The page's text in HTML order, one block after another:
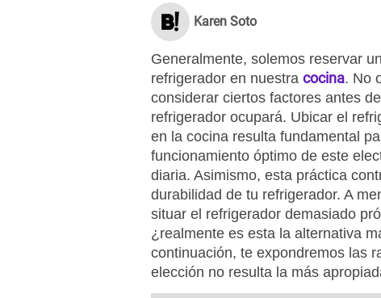
Karen Soto
Generalmente, solemos reservar
refrigerador en nuestra cocina. No
considerar ciertos factores antes
refrigerador ocupará. Ubicar el
en la cocina resulta fundamental
funcionamiento óptimo de este
diaria. Asimismo, esta práctica
durabilidad de tu refrigerador. A
situar el refrigerador demasiado
¿realmente es esta la alternativa
continuación, te expondremos las
elección no resulta la más